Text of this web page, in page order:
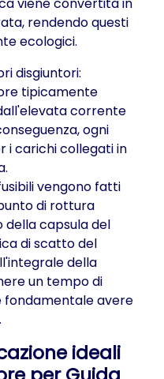
viene convertita in
rendendo questi
ecologici.
disgiuntori:
tipicamente
corrente
ogni
i carichi collegati in
vengono fatti
di rottura
capsula del
di scatto del
della
un tempo di
avere
ideali